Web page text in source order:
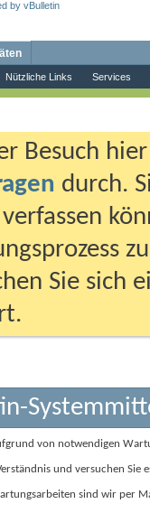
Nützliche Links Services
Besuch
durch.
Sie sich
von notwendigen
und versuchen Sie
sind wir per